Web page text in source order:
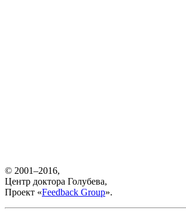
© 2001–2016,
Центр доктора Голубева,
Проект «Feedback Group».